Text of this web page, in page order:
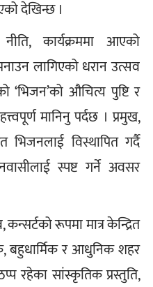
देखिन्छ ।
कार्यक्रममा आएको
लागिएको धरान उत्सव
‘भिजन’को औचित्य पुष्टि र
मानिनु पर्दछ । प्रमुख,
भिजनलाई विस्थापित गर्दै
स्पष्ट गर्ने अवसर
रूपमा मात्र केन्द्रित
बहुधार्मिक र आधुनिक शहर
रहेका सांस्कृतिक प्रस्तुति,